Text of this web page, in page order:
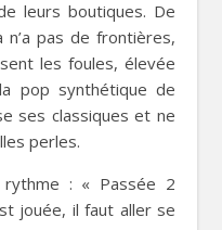
leurs boutiques. De
pas de frontières,
les foules, élevée
pop synthétique de
ses classiques et ne
perles.
: « Passée 2
jouée, il faut aller se